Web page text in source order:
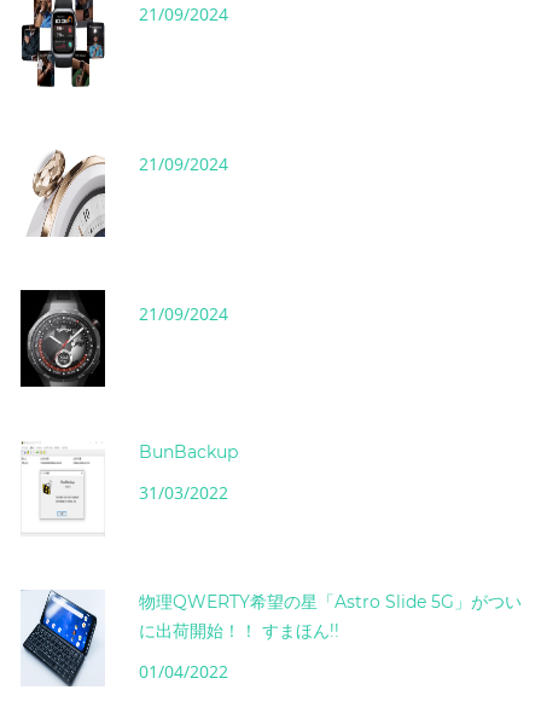
21/09/2024
21/09/2024
21/09/2024
BunBackup
31/03/2022
物理QWERTY希望の星「Astro Slide 5G」がつい
に出荷開始！！ すまほん!!
01/04/2022